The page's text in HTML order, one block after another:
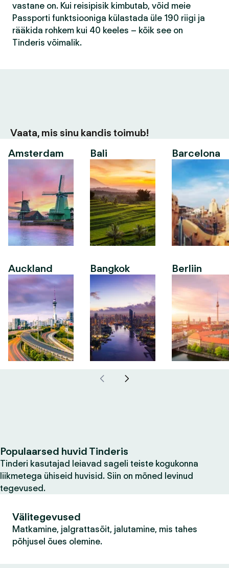
vastane on. Kui reisipisik kimbutab, võid meie
Passporti funktsiooniga külastada üle 190 riigi ja
rääkida rohkem kui 40 keeles – kõik see on
Tinderis võimalik.
Vaata, mis sinu kandis toimub!
Amsterdam
Auckland
Bali
Bangkok
Barcelona
Berliin
Populaarsed huvid Tinderis
Tinderi kasutajad leiavad sageli teiste kogukonna
liikmetega ühiseid huvisid. Siin on mõned levinud
tegevused.
Välitegevused
Matkamine, jalgrattasõit, jalutamine, mis tahes
põhjusel õues olemine.